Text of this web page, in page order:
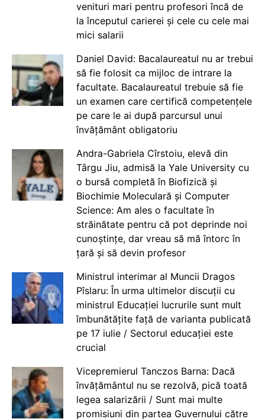
venituri mari pentru profesori încă de
la începutul carierei și cele cu cele mai
mici salarii
Daniel David: Bacalaureatul nu ar trebui
să fie folosit ca mijloc de intrare la
facultate. Bacalaureatul trebuie să fie
un examen care certifică competențele
pe care le ai după parcursul unui
învățământ obligatoriu
Andra-Gabriela Cîrstoiu, elevă din
Târgu Jiu, admisă la Yale University cu
o bursă completă în Biofizică și
Biochimie Moleculară și Computer
Science: Am ales o facultate în
străinătate pentru că pot deprinde noi
cunoștințe, dar vreau să mă întorc în
țară și să devin profesor
Ministrul interimar al Muncii Dragos
Pîslaru: În urma ultimelor discuții cu
ministrul Educației lucrurile sunt mult
îmbunătățite față de varianta publicată
pe 17 iulie / Sectorul educației este
crucial
Vicepremierul Tanczos Barna: Dacă
învățământul nu se rezolvă, pică toată
legea salarizării / Sunt mai multe
promisiuni din partea Guvernului către